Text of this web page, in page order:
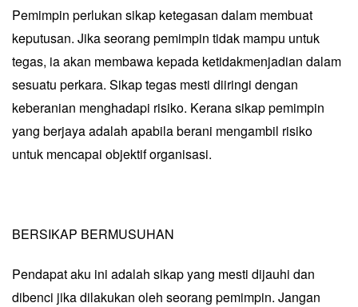
Pemimpin perlukan sikap ketegasan dalam membuat
keputusan. Jika seorang pemimpin tidak mampu untuk
tegas, ia akan membawa kepada ketidakmenjadian dalam
sesuatu perkara. Sikap tegas mesti diiringi dengan
keberanian menghadapi risiko. Kerana sikap pemimpin
yang berjaya adalah apabila berani mengambil risiko
untuk mencapai objektif organisasi.
BERSIKAP BERMUSUHAN
Pendapat aku ini adalah sikap yang mesti dijauhi dan
dibenci jika dilakukan oleh seorang pemimpin. Jangan